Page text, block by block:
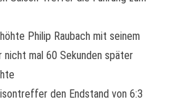
Philip Raubach mit seinem
mal 60 Sekunden später
den Endstand von 6:3